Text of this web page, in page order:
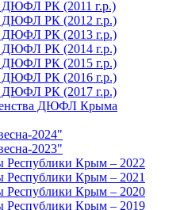
ДЮФЛ РК (2011 г.р.)
ДЮФЛ РК (2012 г.р.)
ДЮФЛ РК (2013 г.р.)
ДЮФЛ РК (2014 г.р.)
ДЮФЛ РК (2015 г.р.)
ДЮФЛ РК (2016 г.р.)
ДЮФЛ РК (2017 г.р.)
ДЮФЛ Крыма
2024"
2023"
Республики Крым – 2022
Республики Крым – 2021
Республики Крым – 2020
Республики Крым – 2019